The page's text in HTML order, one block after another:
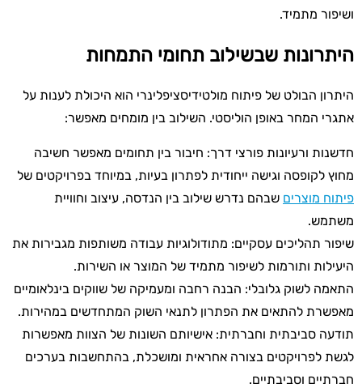
ושיפור מתמיד.
היתרונות שבשילוב תחומי התמחות
היתרון הבולט של פיתוח מולטידיסציפלינרי הוא היכולת לענות על
אתגרי המחר באופן הוליסטי. השילוב בין מומחים מאפשר:
חדשנות ורעיונות פורצי דרך: חיבור בין תחומים מאפשר חשיבה
מחוץ לקופסה וגישה ייחודית לפתרון בעיות, במיוחד בפרויקטים של
פיתוח מוצרים שבהם נדרש שילוב בין הנדסה, עיצוב וחוויית
משתמש.
שיפור תהליכים עסקיים: מתודולוגיות עבודה משותפות מגבירות את
היעילות ותורמות לשיפור מתמיד של המוצר או השירות.
התאמה לשוק גלובלי: הבנה רחבה ומעמיקה של שווקים בינלאומיים
מאפשרת להתאים את הפתרון לתנאי השוק המתחדשים במהירות.
תודעה סביבתית וחברתית: אישיותם השונות של הצוות מאפשרות
לגשת לפרויקטים בצורה אחראית ומושכלת, בהתחשבות בערכים
חברתיים וסביבתיים.